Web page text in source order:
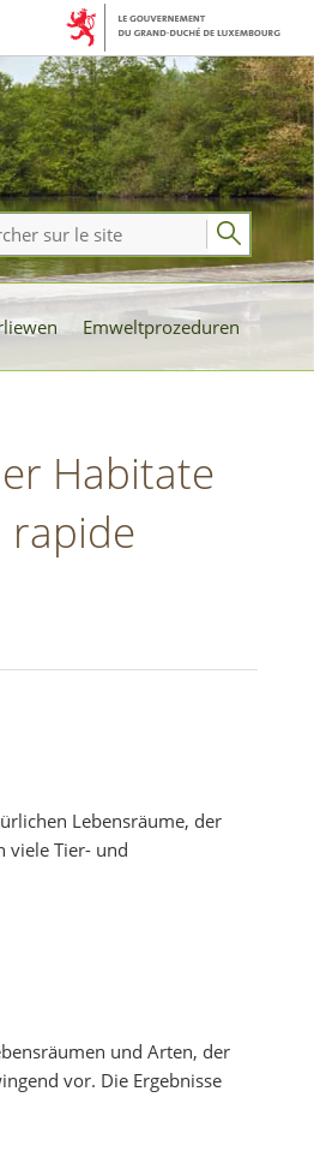
Emweltprozeduren
Habitate
rapide
Lebensräume, der
viele Tier- und
und Arten, der
vor. Die Ergebnisse